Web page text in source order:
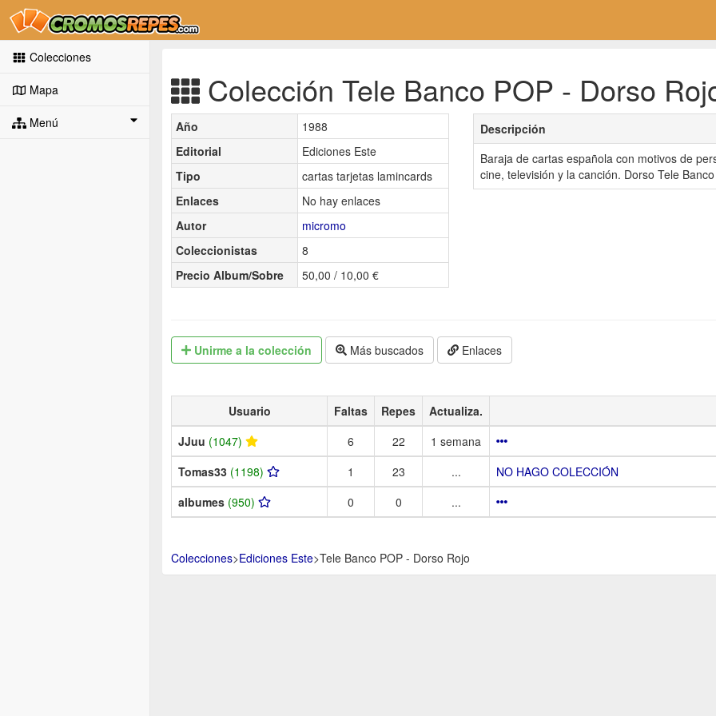
Colecciones
Mapa
Menú
Colección Tele Banco POP - Dorso
Año
1988
Editorial
Ediciones Este
Tipo
cartas tarjetas lamincards
Enlaces
No hay enlaces
Autor
micromo
Coleccionistas
8
Precio Album/Sobre
50,00 / 10,00 €
Descripción
Baraja de cartas española con motivos de
cine, televisión y la canción. Dorso Tele
Unirme a la colección Más buscados Enlaces
Usuario Faltas Repes Actualiza.
JJuu (1047) 6 22
1 semana
Tomas33 (1198) 1 23 ...
NO HAGO COLECCIÓN
albumes (950) 0 0 ...
Colecciones>Ediciones Este>Tele Banco POP - Dorso Rojo